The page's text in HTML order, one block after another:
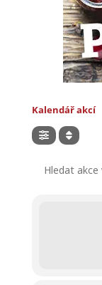
Kalendář akcí